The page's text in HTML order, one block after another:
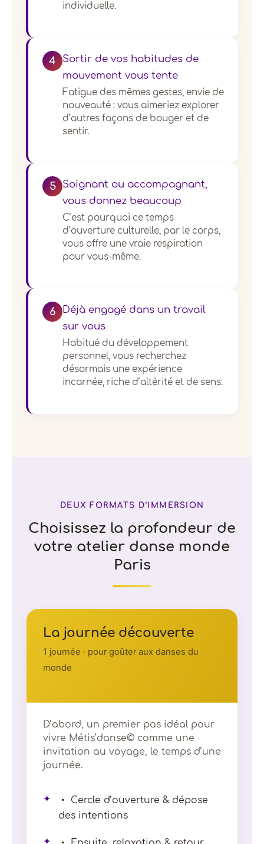
individuelle.
4
Sortir de vos habitudes de
mouvement vous tente
Fatigue des mêmes gestes, envie de
nouveauté : vous aimeriez explorer
d’autres façons de bouger et de
sentir.
5
Soignant ou accompagnant,
vous donnez beaucoup
C’est pourquoi ce temps
d’ouverture culturelle, par le corps,
vous offre une vraie respiration
pour vous-même.
6
Déjà engagé dans un travail
sur vous
Habitué du développement
personnel, vous recherchez
désormais une expérience
incarnée, riche d’altérité et de sens.
DEUX FORMATS D’IMMERSION
Choisissez la profondeur de
votre atelier danse monde
Paris
La journée découverte
1 journée · pour goûter aux danses du
monde
D’abord, un premier pas idéal pour
vivre Métis’danse© comme une
invitation au voyage, le temps d’une
journée.
✦
Cercle d’ouverture & dépose
des intentions
✦